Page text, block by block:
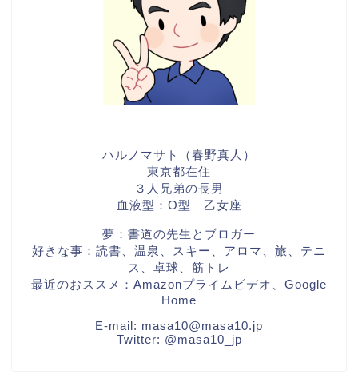
ハルノマサト（春野真人）
東京都在住
３人兄弟の長男
血液型：O型 乙女座
夢：書道の先生とブロガー
好きな事：読書、温泉、スキー、アロマ、旅、テニ
ス、卓球、筋トレ
最近のおススメ：Amazonプライムビデオ、Google
Home
E-mail: masa10@masa10.jp
Twitter: @masa10_jp